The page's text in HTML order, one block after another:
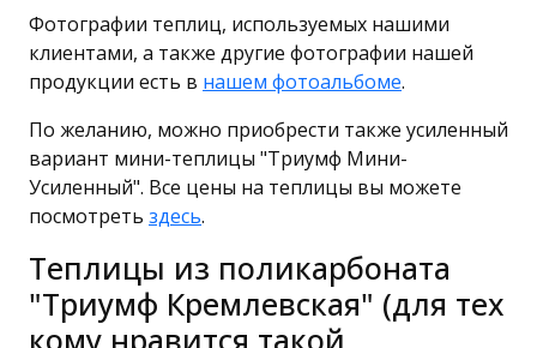
Фотографии теплиц, используемых нашими
клиентами, а также другие фотографии нашей
продукции есть в нашем фотоальбоме.
По желанию, можно приобрести также усиленный
вариант мини-теплицы "Триумф Мини-
Усиленный". Все цены на теплицы вы можете
посмотреть здесь.
Теплицы из поликарбоната
"Триумф Кремлевская" (для тех
кому нравится такой